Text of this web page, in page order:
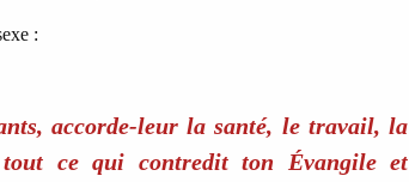
:
accorde-leur la santé, le travail, la
ce qui contredit ton Évangile et